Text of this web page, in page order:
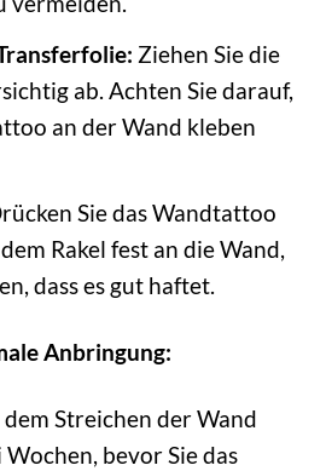
Ziehen Sie die
ab. Achten Sie darauf,
an der Wand kleben
Sie das Wandtattoo
Rakel fest an die Wand,
dass es gut haftet.
Anbringung:
Streichen der Wand
bevor Sie das